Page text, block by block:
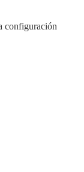
configuración